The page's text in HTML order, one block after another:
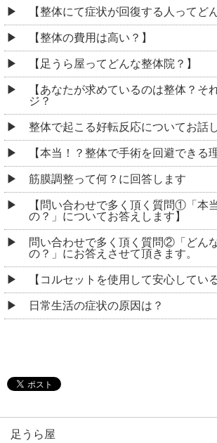
【整体にて症状が回復する人ってど
【整体の費用は高い？】
【足うら屋ってどんな整体院？】
【あなたが求めているのは整体？そ
ジ？
整体で起こる好転反応についてお話
【本当！？整体で手術を回避できる
筋膜調整って何？に回答します
【問い合わせで多く頂く質問①「本
の？」についてお答えします】
問い合わせで多く頂く質問②「どん
の？」にお答えさせて頂きます。
【コルセットを使用して安心してい
日常生活の症状の原因は？
足うら屋